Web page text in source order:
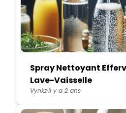
Spray Nettoyant
Lave-Vaisselle
VynkzIl y a 2 ans